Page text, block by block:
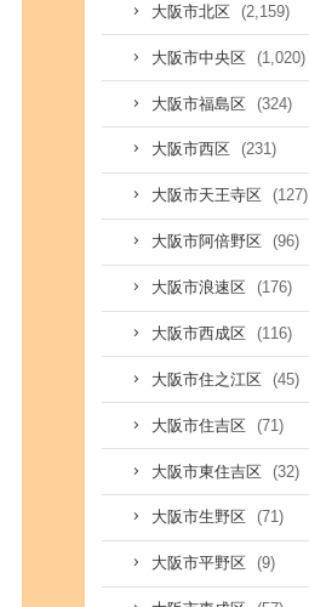
大阪市北区 (2,159)
大阪市中央区 (1,020)
大阪市福島区 (324)
大阪市西区 (231)
大阪市天王寺区 (127)
大阪市阿倍野区 (96)
大阪市浪速区 (176)
大阪市西成区 (116)
大阪市住之江区 (45)
大阪市住吉区 (71)
大阪市東住吉区 (32)
大阪市生野区 (71)
大阪市平野区 (9)